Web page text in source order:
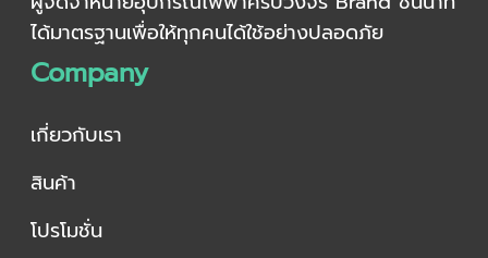
ได้มาตรฐานเพื่อให้ทุกคนได้ใช้อย่างปลอดภัย
Company
เกี่ยวกับเรา
สินค้า
โปรโมชั่น